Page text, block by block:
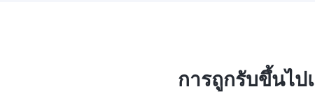
การถูกรับขึ้นไป